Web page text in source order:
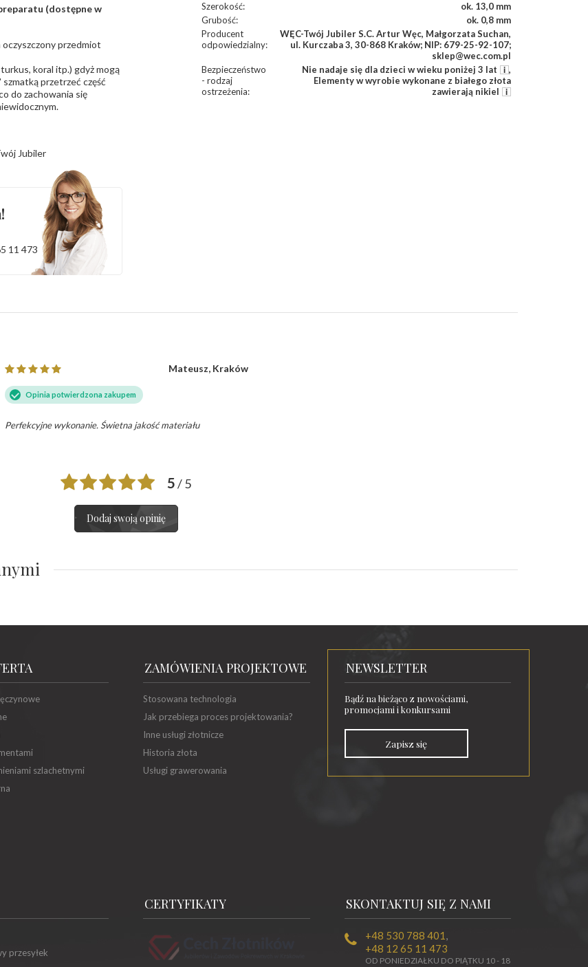
Szerokość:
ok. 13,0 mm
Grubość:
ok. 0,8 mm
Producent
odpowiedzialny:
WĘC-Twój Jubiler S.C. Artur Węc, Małgorzata Suchan,
ul. Kurczaba 3, 30-868 Kraków; NIP: 679-25-92-107;
sklep@wec.com.pl
Bezpieczeństwo
- rodzaj
ostrzeżenia:
Nie nadaje się dla dzieci w wieku poniżej 3 lat
,
Elementy w wyrobie wykonane z białego złota
zawierają nikiel
(dostępne w
oczyszczony przedmiot
koral itp.) gdyż mogą
przetrzeć część
do zachowania się
Jubiler
11 473
Mateusz, Kraków
Opinia potwierdzona zakupem
Perfekcyjne wykonanie. Świetna jakość materiału
5/ 5
Dodaj swoją opinię
szlachetnymi
ZAMÓWIENIA PROJEKTOWE
Stosowana technologia
Jak przebiega proces projektowania?
Inne usługi złotnicze
Historia złota
Usługi grawerowania
NEWSLETTER
Bądź na bieżąco z nowościami,
promocjami i konkursami
Zapisz się
przesyłek
CERTYFIKATY SKONTAKTUJ SIĘ Z NAMI
+48 530 788 401 ,
+48 12 65 11 473
OD PONIEDZIAŁKU DO PIĄTKU 10 - 18